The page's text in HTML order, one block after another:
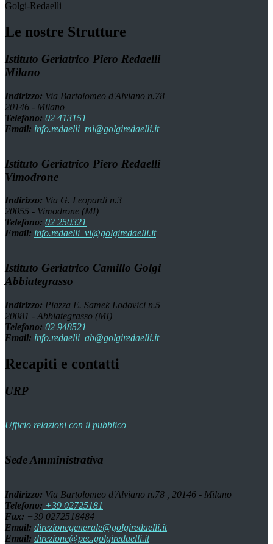
Golgi-Redaelli
Le nostre Strutture
Istituto Geriatrico Piero Redaelli
Milano
Indirizzo: Via Bartolomeo d'Alviano n.78
20146 - Milano
Telefono: 02 413151
Email: info.redaelli_mi@golgiredaelli.it
Istituto Geriatrico Piero Redaelli
Vimodrone
Indirizzo: Via G. Leopardi n.3
20055 - Vimodrone (MI)
Telefono: 02 250321
Email: info.redaelli_vi@golgiredaelli.it
Istituto Geriatrico Camillo Golgi
Abbiategrasso
Indirizzo: Piazza E. Samek Lodovici n.5
20081 - Abbiategrasso (MI)
Telefono: 02 948521
Email: info.redaelli_ab@golgiredaelli.it
Recapiti e contatti
URP
Ufficio relazioni con il pubblico
Sede Amministrativa
Indirizzo: Via Bartolomeo d'Alviano n.78 , 20146 - Milano
Telefono: +39 02725181
Fax: +39 0272518484
Email: direzionegenerale@golgiredaelli.it
Email: direzione@pec.golgiredaelli.it